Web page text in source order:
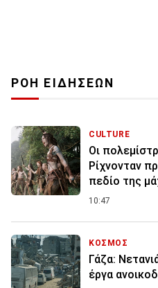
ΡΟΗ ΕΙΔΗΣΕΩΝ
CULTURE
Οι
Ρίχνονταν
πεδίο της
10:47
ΚΟΣΜΟΣ
Γάζα:
έργα